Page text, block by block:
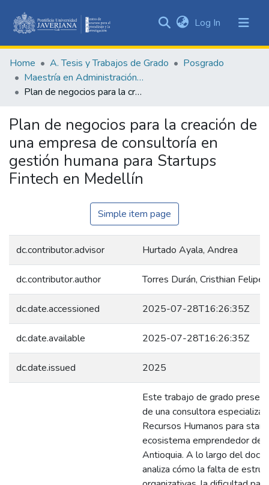
&
Collections
All of DSpace
Statistics
Log In (current)
Home A. Tesis y Trabajos de Grado
Posgrado
Maestría en Administración de Empresas
Plan de negocios para la creación de una empresa de consultoría en gestión humana para Startups Fintech en Medellín
Plan de negocios para la creación de
una empresa de consultoría en
gestión humana para Startups
Fintech en Medellín
Simple item page
dc.contributor.advisor Hurtado Ayala, Andrea
dc.contributor.author Torres Durán, Cristhian Felipe
dc.date.accessioned 2025-07-28T16:26:35Z
dc.date.available 2025-07-28T16:26:35Z
dc.date.issued 2025
Este trabajo de grado
de una consultora
Recursos Humanos para
ecosistema emprendedor de
Antioquia. A lo largo del
analiza cómo la falta de